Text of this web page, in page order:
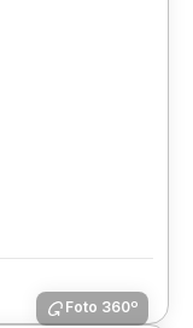
Foto 360º